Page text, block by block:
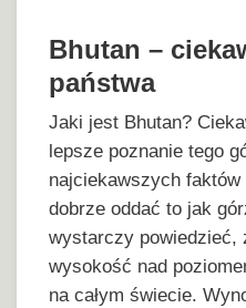
Bhutan –
państwa
Jaki jest Bhutan?
lepsze poznanie tego
najciekawszych
dobrze oddać to jak
wystarczy powiedzieć,
wysokość nad
na całym świecie.